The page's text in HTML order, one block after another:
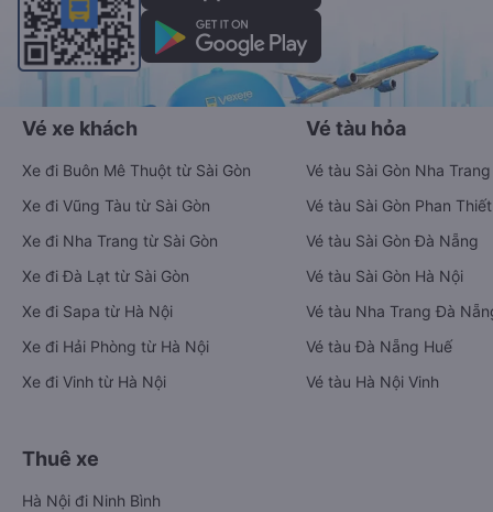
Vé xe khách
Xe đi Buôn Mê Thuột từ Sài Gòn
Xe đi Vũng Tàu từ Sài Gòn
Xe đi Nha Trang từ Sài Gòn
Xe đi Đà Lạt từ Sài Gòn
Xe đi Sapa từ Hà Nội
Xe đi Hải Phòng từ Hà Nội
Xe đi Vinh từ Hà Nội
Vé tàu hỏa
Vé tàu Sài Gòn Nha Trang
Vé tàu Sài Gòn Phan Thiết
Vé tàu Sài Gòn Đà Nẵng
Vé tàu Sài Gòn Hà Nội
Vé tàu Nha Trang Đà
Vé tàu Đà Nẵng Huế
Vé tàu Hà Nội Vinh
Thuê xe
Hà Nội đi Ninh Bình